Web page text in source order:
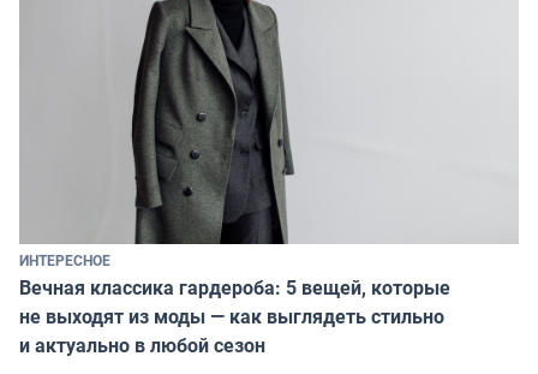
ИНТЕРЕСНОЕ
Вечная классика гардероба: 5 вещей, которые
не выходят из моды — как выглядеть стильно
и актуально в любой сезон